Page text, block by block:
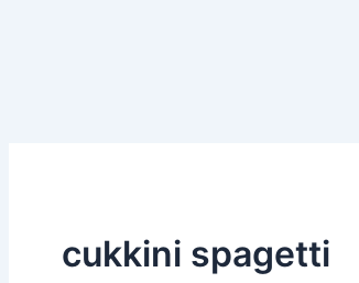
cukkini spagetti